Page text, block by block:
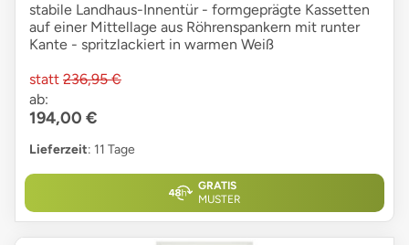
stabile Landhaus-Innentür - formgeprägte Kassetten
auf einer Mittellage aus Röhrenspankern mit runter
Kante - spritzlackiert in warmen Weiß
statt 236,95 €
ab:
194,00 €
Lieferzeit: 11 Tage
GRATIS
MUSTER